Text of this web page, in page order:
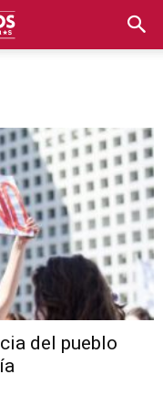
del pueblo